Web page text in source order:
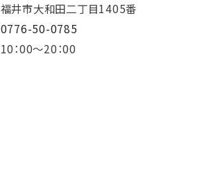
福井市大和田二丁目1405番
0776-50-0785
10：00～20：00